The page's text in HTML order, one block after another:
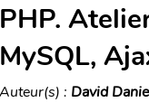
PHP.
MySQL,
Auteur(s) : David